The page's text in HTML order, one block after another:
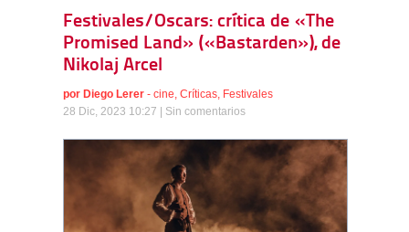
Festivales/Oscars: crítica de «The
Promised Land» («Bastarden»), de
Nikolaj Arcel
por Diego Lerer - cine, Críticas, Festivales
28 Dic, 2023 10:27 | Sin comentarios